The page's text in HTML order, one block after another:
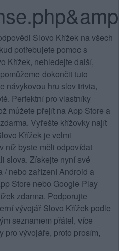
Slovo Křížek na všech
potřebujete pomoc s
Křížek, nehledejte další,
dokončit tuto
návykovou hru slov trivia,
Perfektní pro vlastníky
můžete přejít na App Store a
Vyřešte křížovky najít
Křížek je velmi
níž byste měli odpovídat
slova. Získejte nyní své
nebo zařízení Android a
Store nebo Google Play
zdarma. Podporujte
vývojář Slovo Křížek podle
seznamem přátel, více
pro vývojáře, proto prosím,